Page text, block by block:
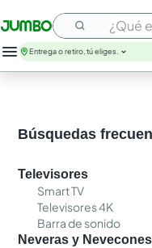
¿Qué estás
Entrega o retiro, tú eliges.
Búsquedas
Televisores
Smart TV
Televisores 4K
Barra de sonido
Neveras y Nevecones